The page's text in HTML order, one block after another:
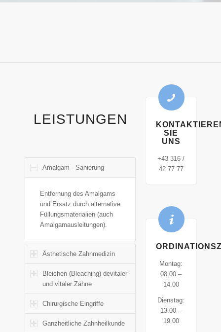
LEISTUNGEN
Amalgam - Sanierung
Entfernung des Amalgams
und Ersatz durch alternative
Füllungsmaterialien (auch
Amalgamausleitungen).
Ästhetische Zahnmedizin
Bleichen (Bleaching) devitaler
und vitaler Zähne
Chirurgische Eingriffe
Ganzheitliche Zahnheilkunde
SIE
UNS
+43 316 /
42 77 77
Montag:
08.00 –
14.00
Dienstag:
13.00 –
19.00